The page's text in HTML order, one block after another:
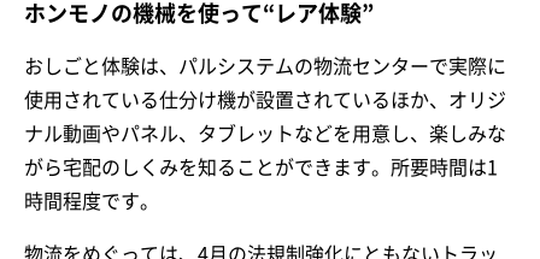
ホンモノの機械を使って“レア体験”
おしごと体験は、パルシステムの物流センターで実際に
使用されている仕分け機が設置されているほか、オリジ
ナル動画やパネル、タブレットなどを用意し、楽しみな
がら宅配のしくみを知ることができます。所要時間は1
時間程度です。
物流をめぐっては、4月の法規制強化にともないトラッ